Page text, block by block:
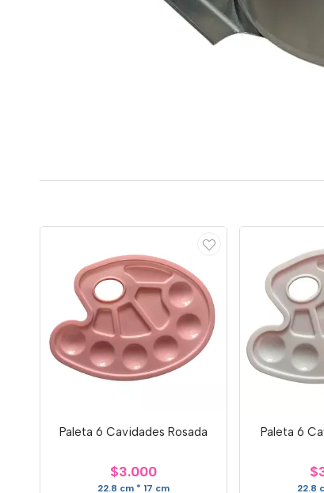
Paleta 6 Cavidades Rosada
$3.000
22.8 cm * 17 cm
Paleta 6
22.8